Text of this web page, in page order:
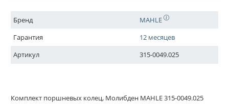
Бренд
MAHLE
Гарантия
12 месяцев
Артикул
315-0049.025
Комплект поршневых колец, Молибден MAHLE 315-0049.025